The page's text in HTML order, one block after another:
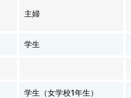
主婦
学生
学生（女学校1年生）